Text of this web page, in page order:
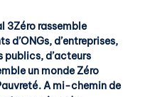
3Zéro rassemble
d’ONGs, d’entreprises,
publics, d’acteurs
un monde Zéro
A mi-chemin de